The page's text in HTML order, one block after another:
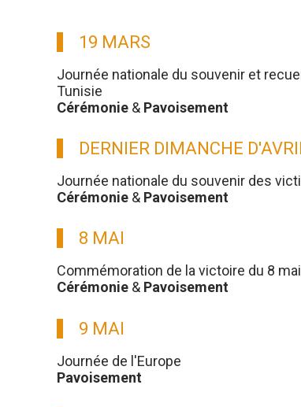
19 MARS
Journée nationale du souvenir et
Tunisie
Cérémonie & Pavoisement
DERNIER DIMANCHE
Journée nationale du souvenir des
Cérémonie & Pavoisement
8 MAI
Commémoration de la victoire du 8
Cérémonie & Pavoisement
9 MAI
Journée de l'Europe
Pavoisement